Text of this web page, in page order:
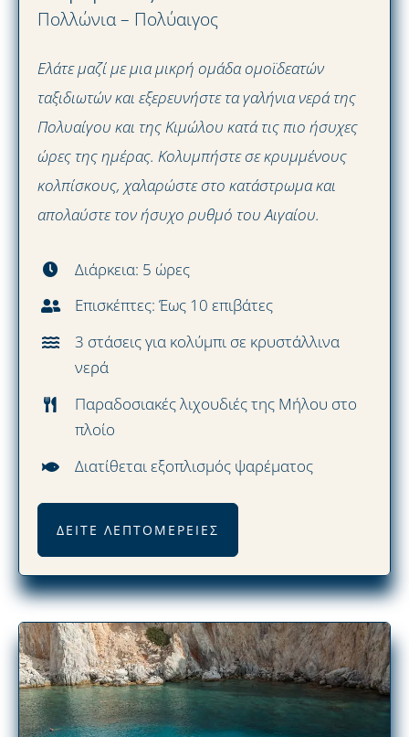
Πολλώνια – Πολύαιγος
Ελάτε μαζί με μια μικρή ομάδα ομοϊδεατών
ταξιδιωτών και εξερευνήστε τα γαλήνια νερά της
Πολυαίγου και της Κιμώλου κατά τις πιο ήσυχες
ώρες της ημέρας. Κολυμπήστε σε κρυμμένους
κολπίσκους, χαλαρώστε στο κατάστρωμα και
απολαύστε τον ήσυχο ρυθμό του Αιγαίου.
Διάρκεια: 5 ώρες
Επισκέπτες: Έως 10 επιβάτες
3 στάσεις για κολύμπι σε κρυστάλλινα
νερά
Παραδοσιακές λιχουδιές της Μήλου στο
πλοίο
Διατίθεται εξοπλισμός ψαρέματος
ΔΕΊΤΕ ΛΕΠΤΟΜΈΡΕΙΕΣ